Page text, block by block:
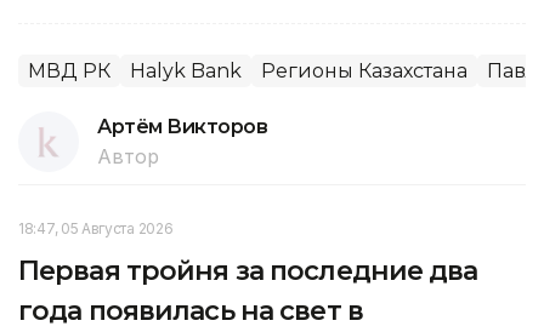
МВД РК Halyk Bank Регионы Казахстана
Артём Викторов
Автор
18:47, 05 Августа 2026
Первая тройня за последние два
года появилась на свет в